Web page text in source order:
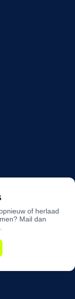
of herlaad
Mail dan